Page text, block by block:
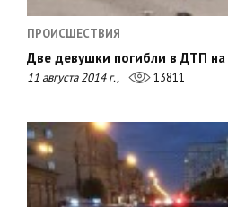
ПРОИСШЕСТВИЯ
Две девушки погибли в ДТП
11 августа 2014 г., 13811